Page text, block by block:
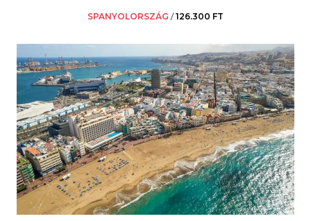
SPANYOLORSZÁG /126.300 FT